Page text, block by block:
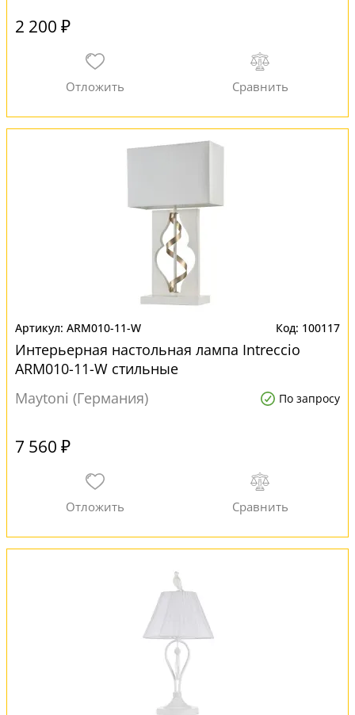
2 200 ₽
ARM010-11-W 100117
Интерьерная настольная лампа Intreccio
ARM010-11-W стильные
Maytoni (Германия)
По запросу
7 560 ₽